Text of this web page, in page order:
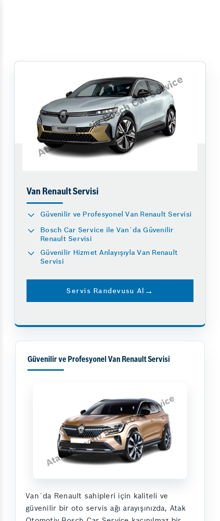
Van Renault Servisi
Güvenilir ve Profesyonel Van Renault Servisi
Bosch Car Service ile Van´da Güvenilir
Renault Servisi
Güvenilir Hizmet Anlayışıyla Van Renault
Servisi
Servis Randevusu Al
Güvenilir ve Profesyonel Van Renault Servisi
Van´da Renault sahipleri için kaliteli ve
güvenilir bir oto servis ağı arayışınızda, Atak